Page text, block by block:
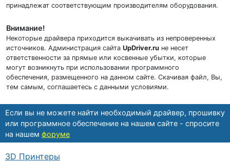
принадлежат соответствующим производителям оборудования.
Внимание!
Некоторые драйвера приходится выкачивать из непроверенных
источников. Администрация сайта UpDriver.ru не несет
ответственности за прямые или косвенные убытки, которые
могут возникнуть при использовании программного
обеспечения, размещенного на данном сайте. Скачивая файл, Вы,
тем самым, соглашаетесь с данными условиями.
Если вы не можете найти необходимый драйвер, прошивку
или программное обеспечение на нашем сайте - спросите
на нашем форуме
3D Принтеры